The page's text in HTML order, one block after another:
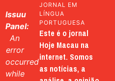
Issuu
Panel:
An
error
occurred
while
JORNAL EM
LÍNGUA
PORTUGUESA
Este é o jornal
Hoje Macau na
internet. Somos
as notícias, a